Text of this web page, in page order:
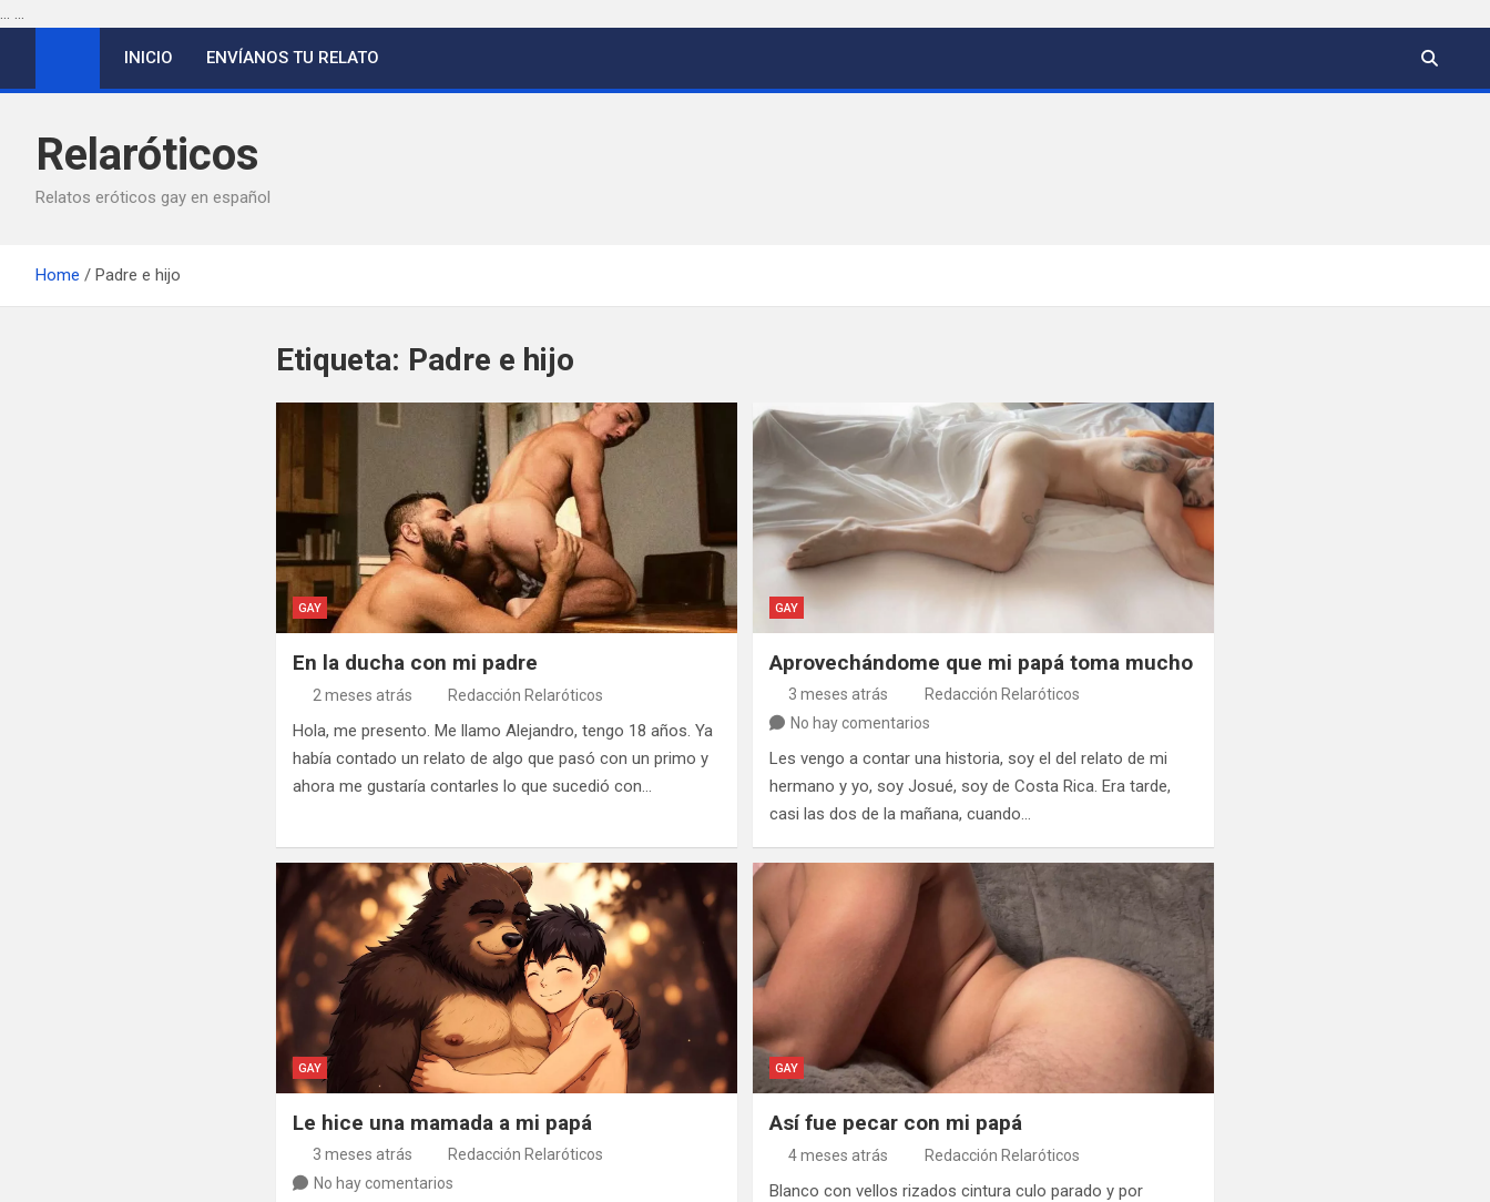
... ...
contenido
INICIO ENVÍANOS TU RELATO
Relaróticos
Relatos eróticos gay en español
Home Padre e hijo
Etiqueta: Padre e hijo
GAY
En la ducha con mi padre
2 meses atrás Redacción Relaróticos
Hola, me presento. Me llamo Alejandro, tengo 18 años. Ya
había contado un relato de algo que pasó con un primo y
ahora me gustaría contarles lo que sucedió con…
GAY
Aprovechándome que mi papá toma mucho
3 meses atrás
Redacción Relaróticos
No hay comentarios
Les vengo a contar una historia, soy el del relato de mi
hermano y yo, soy Josué, soy de Costa Rica. Era tarde,
casi las dos de la mañana, cuando…
GAY
Le hice una mamada a mi papá
3 meses atrás
Redacción Relaróticos
No hay comentarios
GAY
Así fue pecar con mi papá
4 meses atrás Redacción Relaróticos
Blanco con vellos rizados cintura culo parado y por